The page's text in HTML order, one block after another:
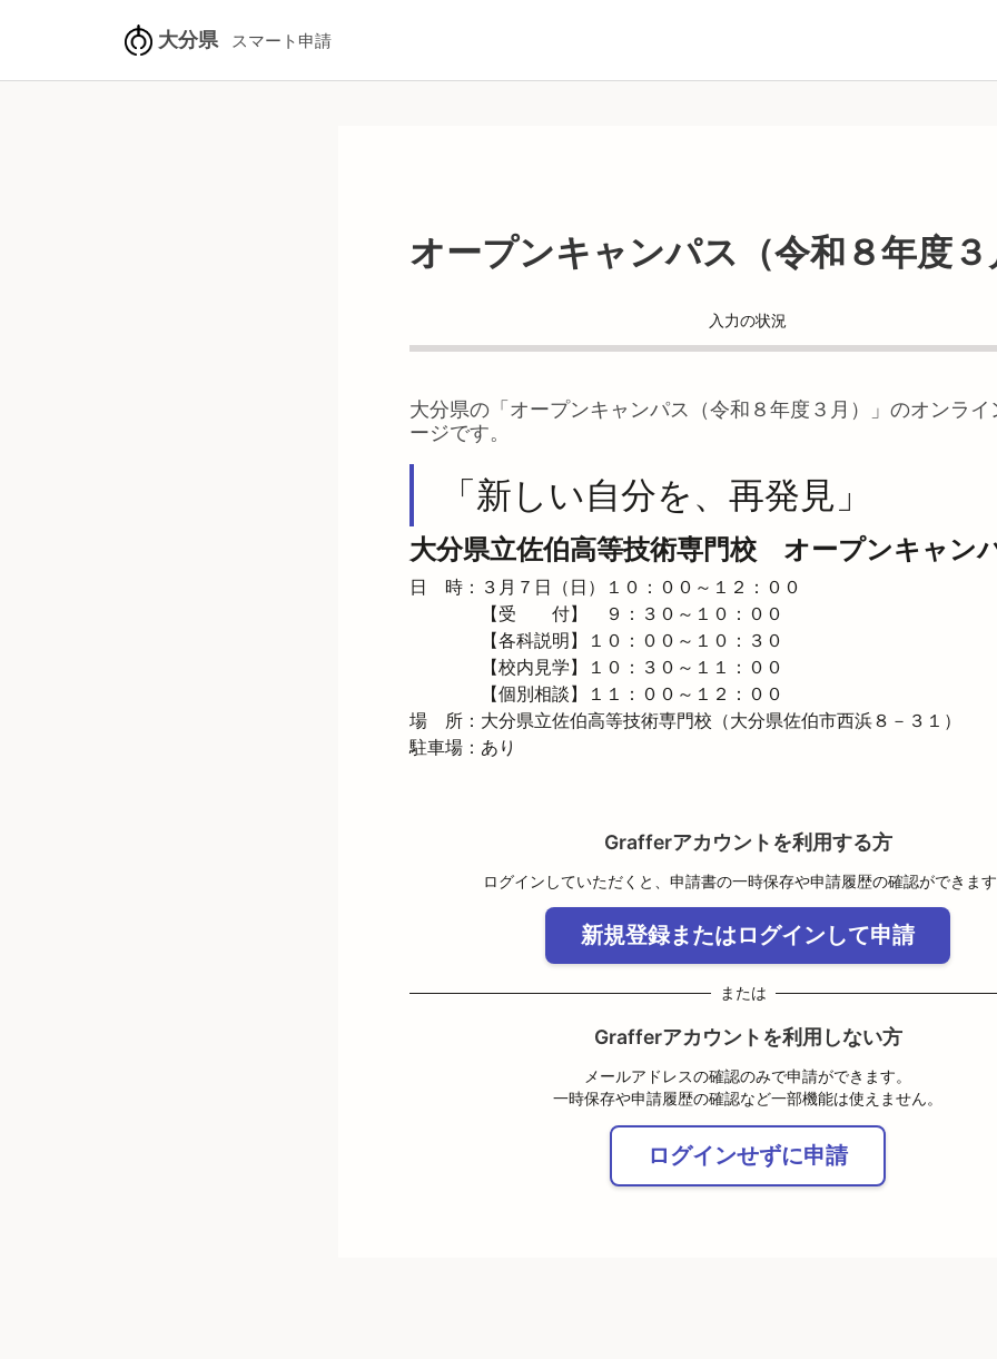
大分県 スマート申請
オープンキャンパス（令和８年度３
入力の状況
大分県の「 オープンキャンパス（令和８年度３月）
」のオンラ
ージです。
「新しい自分を、再発見」
大分県立佐伯高等技術専門校 オープンキャン
日　時：３月７日（日）１０：００～１２：００
【受　　付】　９：３０～１０：００
【各科説明】１０：００～１０：３０
【校内見学】１０：３０～１１：００
【個別相談】１１：００～１２：００
場　所：大分県立佐伯高等技術専門校（大分県佐伯市西浜８－３１）
駐車場：あり
Grafferアカウントを利用する方
ログインしていただくと、申請書の一時保存や申請履歴の確認ができま
新規登録またはログインして申請
または
Grafferアカウントを利用しない方
メールアドレスの確認のみで申請ができます。
一時保存や申請履歴の確認など一部機能は使えません。
ログインせずに申請